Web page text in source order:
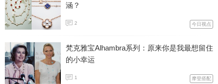
涵？
2 今日视点
梵克雅宝Alhambra系列：原来你是我最想留住
的小幸运
1 摩登搭配